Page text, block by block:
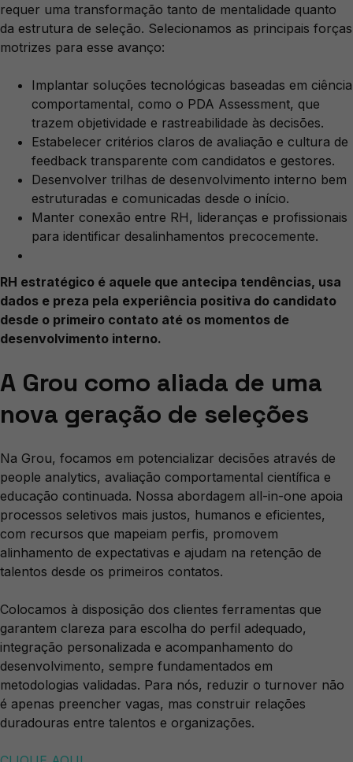
requer uma transformação tanto de mentalidade quanto
da estrutura de seleção. Selecionamos as principais forças
motrizes para esse avanço:
Implantar soluções tecnológicas baseadas em ciência
comportamental, como o PDA Assessment, que
trazem objetividade e rastreabilidade às decisões.
Estabelecer critérios claros de avaliação e cultura de
feedback transparente com candidatos e gestores.
Desenvolver trilhas de desenvolvimento interno bem
estruturadas e comunicadas desde o início.
Manter conexão entre RH, lideranças e profissionais
para identificar desalinhamentos precocemente.
RH estratégico é aquele que antecipa tendências, usa
dados e preza pela experiência positiva do candidato
desde o primeiro contato até os momentos de
desenvolvimento interno.
A Grou como aliada de uma
nova geração de seleções
Na Grou, focamos em potencializar decisões através de
people analytics, avaliação comportamental científica e
educação continuada. Nossa abordagem all-in-one apoia
processos seletivos mais justos, humanos e eficientes,
com recursos que mapeiam perfis, promovem
alinhamento de expectativas e ajudam na retenção de
talentos desde os primeiros contatos.
Colocamos à disposição dos clientes ferramentas que
garantem clareza para escolha do perfil adequado,
integração personalizada e acompanhamento do
desenvolvimento, sempre fundamentados em
metodologias validadas. Para nós, reduzir o turnover não
é apenas preencher vagas, mas construir relações
duradouras entre talentos e organizações.